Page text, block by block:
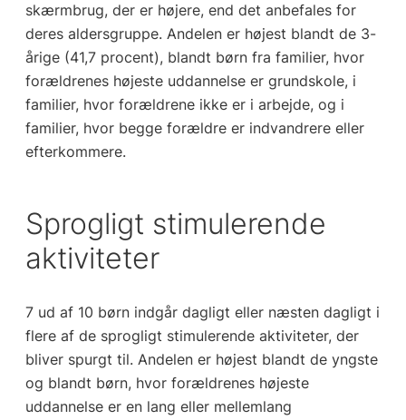
skærmbrug, der er højere, end det anbefales for
deres aldersgruppe. Andelen er højest blandt de 3-
årige (41,7 procent), blandt børn fra familier, hvor
forældrenes højeste uddannelse er grundskole, i
familier, hvor forældrene ikke er i arbejde, og i
familier, hvor begge forældre er indvandrere eller
efterkommere.
Sprogligt stimulerende
aktiviteter
7 ud af 10 børn indgår dagligt eller næsten dagligt i
flere af de sprogligt stimulerende aktiviteter, der
bliver spurgt til. Andelen er højest blandt de yngste
og blandt børn, hvor forældrenes højeste
uddannelse er en lang eller mellemlang